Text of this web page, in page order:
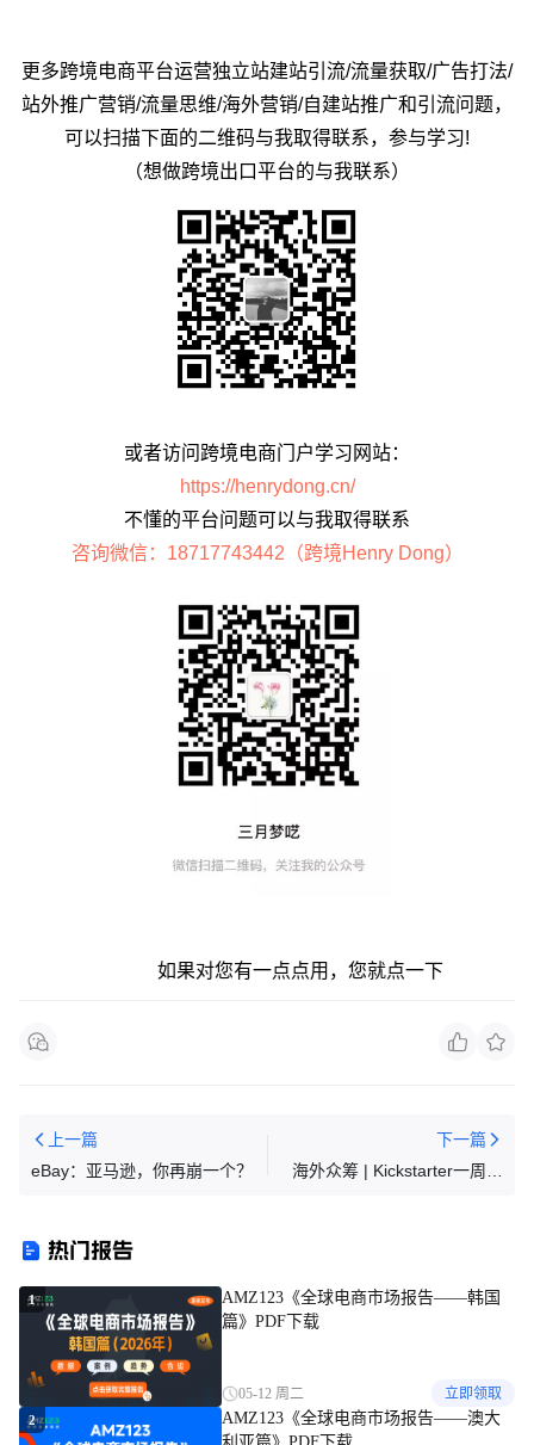
更多跨境电商平台运营独立站建站引流/流量获取/广告打法/
站外推广营销/流量思维/海外营销/自建站推广和引流问题，
可以扫描下面的二维码与我取得联系，参与学习!
（想做跨境出口平台的与我联系）
或者访问跨境电商门户学习网站：
https://henrydong.cn/
不懂的平台问题可以与我取得联系
咨询微信：18717743442（跨境Henry Dong）
如果对您有一点点用，您就点一下
上一篇
eBay：亚马逊，你再崩一个？
下一篇
海外众筹 | Kickstarter一周热
热门报告
1
AMZ123《全球电商市场报告——韩国
篇》PDF下载
05-12 周二 立即领取
2
AMZ123《全球电商市场报告——澳大